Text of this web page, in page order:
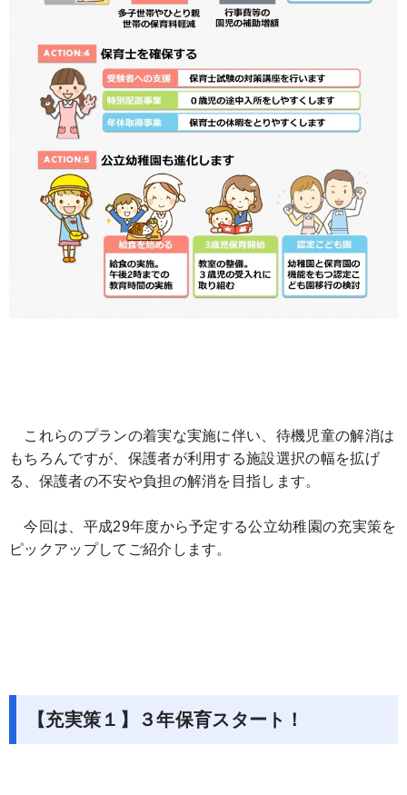
これらのプランの着実な実施に伴い、待機児童の解消は
もちろんですが、保護者が利用する施設選択の幅を拡げ
る、保護者の不安や負担の解消を目指します。
今回は、平成29年度から予定する公立幼稚園の充実策を
ピックアップしてご紹介します。
【充実策１】３年保育スタート！